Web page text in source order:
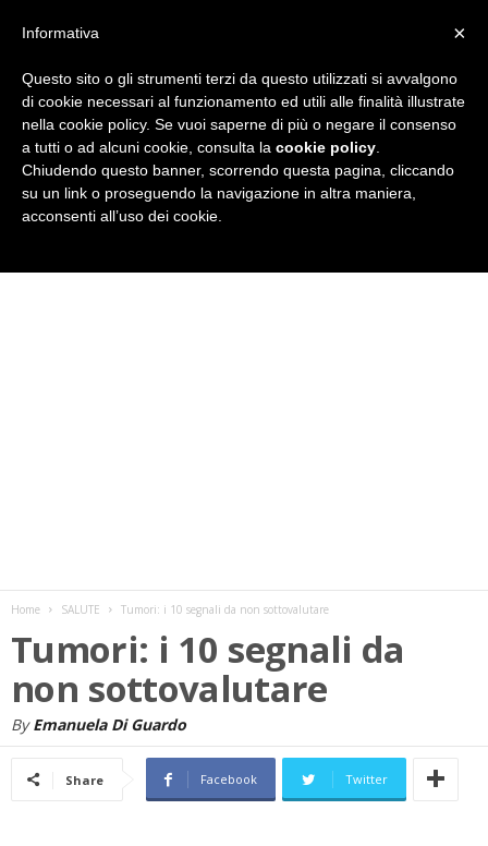
i
Home SALUTE Tumori: i 10 segnali da non sottovalutare
Tumori: i 10 segnali da
non sottovalutare
By Emanuela Di Guardo
Share Facebook Twitter
×
Informativa
Questo sito o gli strumenti terzi da questo utilizzati si avvalgono
di cookie necessari al funzionamento ed utili alle finalità illustrate
nella cookie policy. Se vuoi saperne di più o negare il consenso
a tutti o ad alcuni cookie, consulta la cookie policy
Chiudendo questo banner, scorrendo questa pagina, cliccando
su un link o proseguendo la navigazione in altra maniera,
acconsenti all’uso dei cookie.